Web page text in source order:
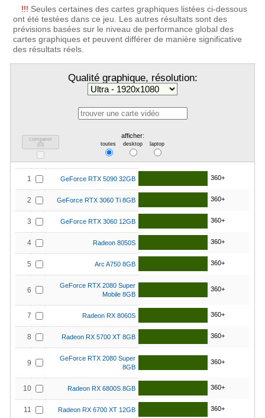
!!! Seules certaines des cartes graphiques listées ci-dessous
ont été testées dans ce jeu. Les autres résultats sont des
prévisions basées sur le niveau de performance global des
cartes graphiques et peuvent différer de manière significative
des résultats réels.
Qualité graphique, résolution:
comparer
(0)
afficher:
toutes desktop laptop
1 GeForce RTX 5090 32GB 360+
2 GeForce RTX 3060 Ti 8GB 360+
3 GeForce RTX 3060 12GB 360+
4 Radeon 8050S 360+
5 Arc A750 8GB 360+
6
GeForce RTX 2080 Super
Mobile 8GB
360+
7 Radeon RX 8060S 360+
8 Radeon RX 5700 XT 8GB 360+
9
GeForce RTX 2080 Super
8GB
360+
10 Radeon RX 6800S 8GB 360+
11 Radeon RX 6700 XT 12GB 360+